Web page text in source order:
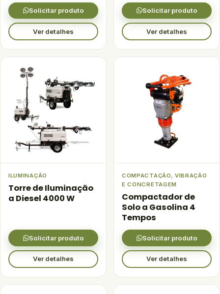
Solicitar produto
Ver detalhes
Solicitar produto
Ver detalhes
ILUMINAÇÃO
Torre de Iluminação
a Diesel 4000 W
Solicitar produto
Ver detalhes
COMPACTAÇÃO, VIBRAÇÃO
E CONCRETAGEM
Compactador de
Solo a Gasolina 4
Tempos
Solicitar produto
Ver detalhes